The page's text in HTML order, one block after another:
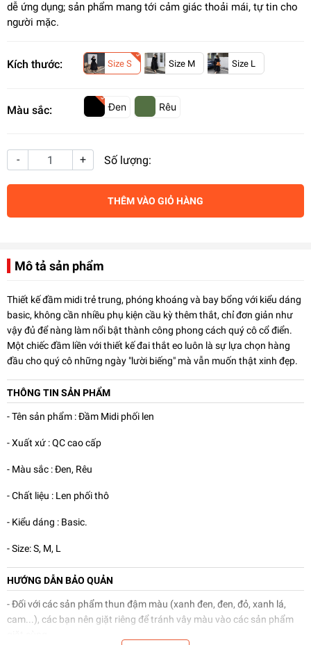
dễ ứng dụng; sản phẩm mang tới cảm giác thoải mái, tự tin cho
người mặc.
Kích thước: Size S
S Size M
M Size L
L
Màu sắc: Đen Rêu
Số lượng:
- +
THÊM VÀO GIỎ HÀNG
Mô tả sản phẩm
Thiết kế đầm midi trẻ trung, phóng khoáng và bay bổng với kiểu dáng
basic, không cần nhiều phụ kiện cầu kỳ thêm thắt, chỉ đơn giản như
vậy đủ để nàng làm nổi bật thành công phong cách quý cô cổ điển.
Một chiếc đầm liền với thiết kế đai thắt eo luôn là sự lựa chọn hàng
đầu cho quý cô những ngày "lười biếng" mà vẫn muốn thật xinh đẹp.
THÔNG TIN SẢN PHẨM
- Tên sản phẩm : Đầm Midi phối len
- Xuất xứ : QC cao cấp
- Màu sắc : Đen, Rêu
- Chất liệu : Len phối thô
- Kiểu dáng : Basic.
- Size: S, M, L
HƯỚNG DẪN BẢO QUẢN
- Đối với các sản phẩm thun đậm màu (xanh đen, đen, đỏ, xanh lá,
cam...), các bạn nên giặt riêng để tránh vây màu vào các sản phẩm